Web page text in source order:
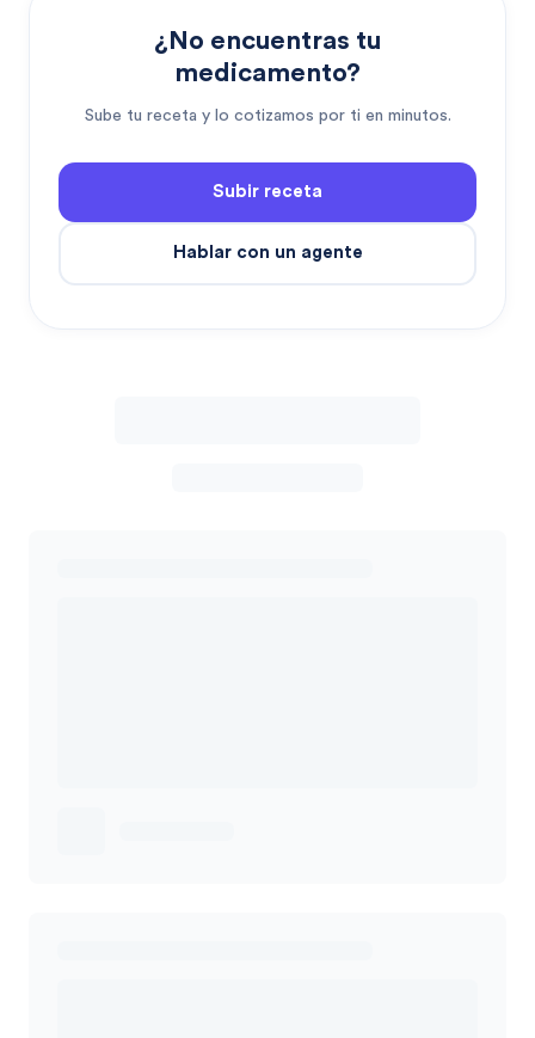
¿No encuentras tu
medicamento?
Sube tu receta y lo cotizamos por ti en minutos.
Subir receta
Hablar con un agente